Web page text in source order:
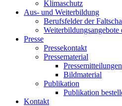
Klimaschutz
Aus- und Weiterbildung
Berufsfelder der
Weiterbildungsangebote
Presse
Pressekontakt
Pressematerial
Pressemitteilungen
Bildmaterial
Publikation
Publikation
Kontakt